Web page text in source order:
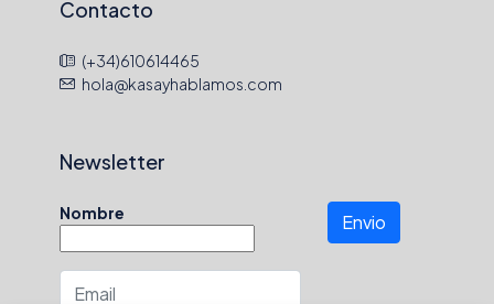
Contacto
(+34)610614465
hola@kasayhablamos.com
Newsletter
Nombre Envio